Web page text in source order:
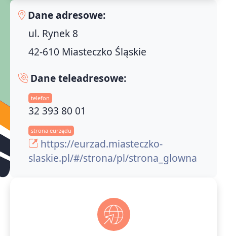
Dane adresowe:
ul. Rynek 8
42-610 Miasteczko Śląskie
Dane teleadresowe:
telefon
32 393 80 01
strona eurzędu
https://eurzad.miasteczko-
slaskie.pl/#/strona/pl/strona_glowna